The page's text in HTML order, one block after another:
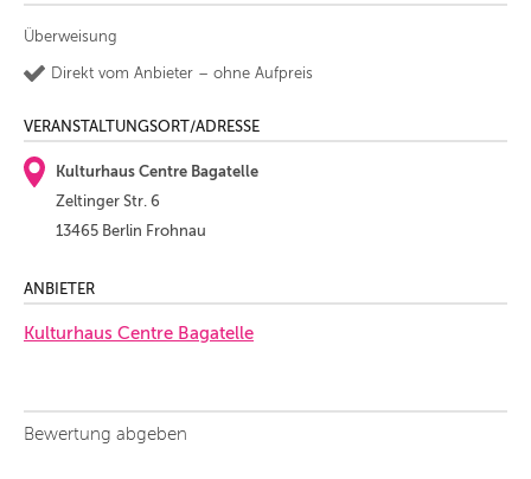
Überweisung
Direkt vom Anbieter – ohne Aufpreis
VERANSTALTUNGSORT/ADRESSE
Kulturhaus Centre Bagatelle
Zeltinger Str. 6
13465 Berlin Frohnau
ANBIETER
Kulturhaus Centre Bagatelle
Bewertung abgeben